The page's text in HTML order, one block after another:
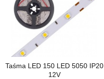
Taśma LED 150 LED 5050 IP20
12V